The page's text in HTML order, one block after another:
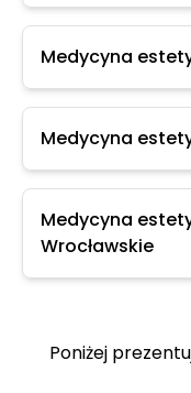
Medycyna
Medycyna
Medycyna
Wrocławskie
Poniżej